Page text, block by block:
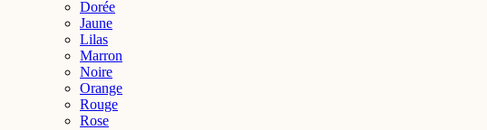
Dorée
Jaune
Lilas
Marron
Noire
Orange
Rouge
Rose